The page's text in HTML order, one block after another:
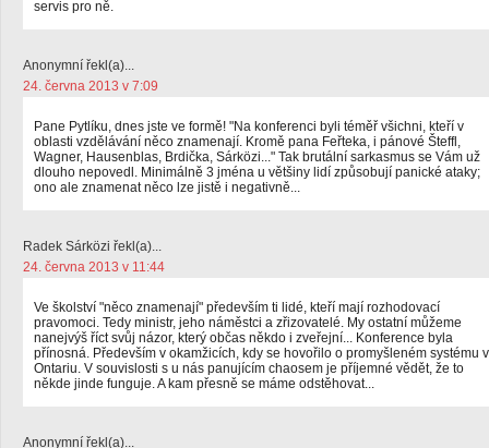
servis pro ně.
Anonymní řekl(a)...
24. června 2013 v 7:09
Pane Pytlíku, dnes jste ve formě! "Na konferenci byli téměř všichni, kteří v
oblasti vzdělávání něco znamenají. Kromě pana Feřteka, i pánové Šteffl,
Wagner, Hausenblas, Brdička, Sárközi..." Tak brutální sarkasmus se Vám už
dlouho nepovedl. Minimálně 3 jména u většiny lidí způsobují panické ataky;
ono ale znamenat něco lze jistě i negativně...
Radek Sárközi řekl(a)...
24. června 2013 v 11:44
Ve školství "něco znamenají" především ti lidé, kteří mají rozhodovací
pravomoci. Tedy ministr, jeho náměstci a zřizovatelé. My ostatní můžeme
nanejvýš říct svůj názor, který občas někdo i zveřejní... Konference byla
přínosná. Především v okamžicích, kdy se hovořilo o promyšleném systému v
Ontariu. V souvislosti s u nás panujícím chaosem je příjemné vědět, že to
někde jinde funguje. A kam přesně se máme odstěhovat...
Anonymní řekl(a)...